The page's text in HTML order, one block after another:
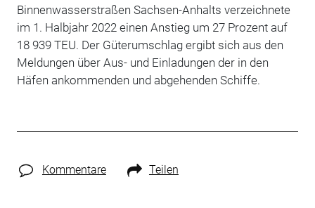
Binnenwasserstraßen Sachsen-Anhalts verzeichnete
im 1. Halbjahr 2022 einen Anstieg um 27 Prozent auf
18 939 TEU. Der Güterumschlag ergibt sich aus den
Meldungen über Aus- und Einladungen der in den
Häfen ankommenden und abgehenden Schiffe.
Kommentare Teilen